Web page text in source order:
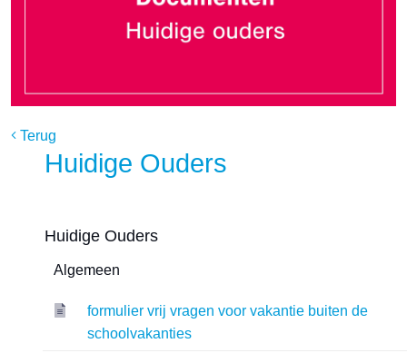
Terug
Huidige Ouders
Huidige Ouders
Algemeen
formulier vrij vragen voor vakantie buiten de
schoolvakanties